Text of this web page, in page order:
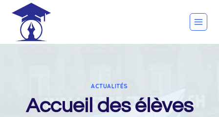
content
ACTUALITÉS
Accueil des élèves